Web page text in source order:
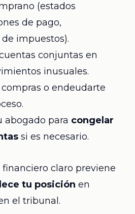
(estados
de pago,
impuestos).
conjuntas en
inusuales.
o endeudarte
abogado para congelar
si es necesario.
claro previene
tu posición en
el tribunal.